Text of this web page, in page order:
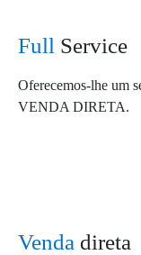
Full Service
Oferecemos-lhe um
VENDA DIRETA.
Venda direta